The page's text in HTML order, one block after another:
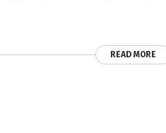
READ MORE